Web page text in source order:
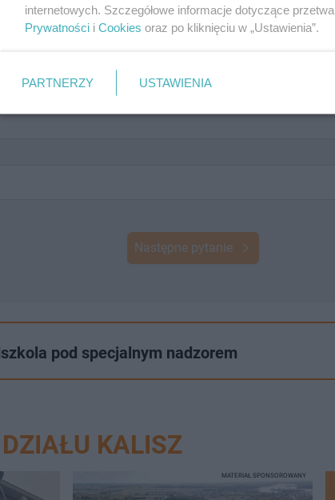
Następne pytanie
pod specjalnym nadzorem
KALISZ
MATERIAŁ SPONSOROWANY
internetowych. Szczegółowe informacje dotyczące
Prywatności i Cookies oraz po kliknięciu w „Ustawienia”.
PARTNERZY USTAWIENIA